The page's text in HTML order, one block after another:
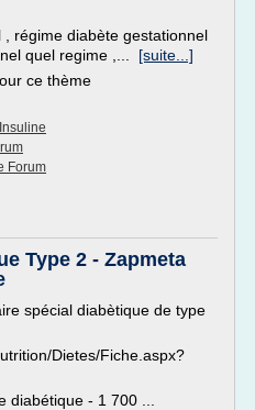
régime diabète gestationnel
quel regime ,... [suite...]
ce thème
Forum
Type 2 - Zapmeta
spécial diabètique de type
Dietes/Fiche.aspx?
- 1 700 ...